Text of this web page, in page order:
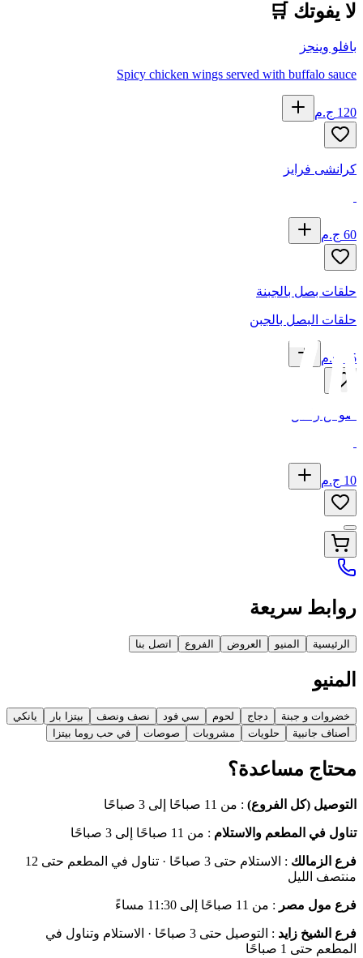
لا يفوتك 🛒
بافلو وينجز
Spicy chicken wings served with buffalo sauce
120 ج.م
كرانشى فرايز
60 ج.م
حلقات بصل بالجبنة
حلقات البصل بالجبن
75 ج.م
صوص رانش
10 ج.م
روابط سريعة
الرئيسية المنيو العروض الفروع اتصل بنا
المنيو
خضروات و جبنة دجاج لحوم سي فود نصف ونصف بيتزا بار
يانكي
أصناف جانبية
حلويات مشروبات صوصات في حب روما بيتزا
محتاج مساعدة؟
التوصيل (كل الفروع) : من 11 صباحًا إلى 3 صباحًا
تناول في المطعم والاستلام : من 11 صباحًا إلى 3 صباحًا
فرع الزمالك :
الاستلام حتى 3 صباحًا · تناول في المطعم حتى 12
منتصف الليل
فرع مول مصر : من 11 صباحًا إلى 11:30 مساءً
فرع الشيخ زايد :
التوصيل حتى 3 صباحًا · الاستلام وتناول في
المطعم حتى 1 صباحًا